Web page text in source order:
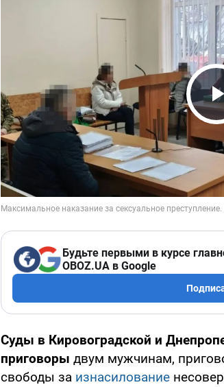
Будьте первыми в курсе
OBOZ.UA в Google
Суды в Кировоградской и
приговоры двум мужчинам,
свободы за изнасилование